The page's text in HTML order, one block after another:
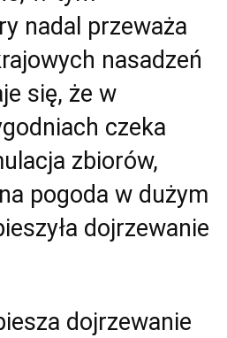
nadal przeważa
nasadzeń
się, że w
czeka
zbiorów,
pogoda w dużym
dojrzewanie
dojrzewanie